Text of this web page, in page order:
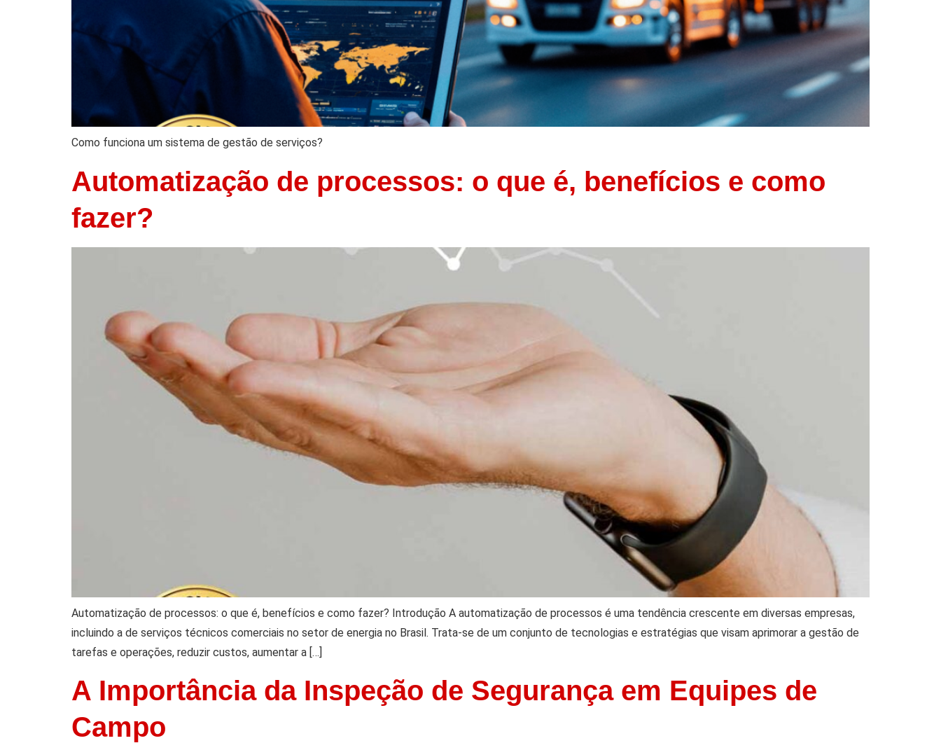
Como funciona um sistema de gestão de serviços?
Automatização de processos: o que é, benefícios e como
fazer?
Automatização de processos: o que é, benefícios e como fazer? Introdução A automatização de processos é uma tendência crescente em diversas empresas,
incluindo a de serviços técnicos comerciais no setor de energia no Brasil. Trata-se de um conjunto de tecnologias e estratégias que visam aprimorar a gestão de
tarefas e operações, reduzir custos, aumentar a […]
A Importância da Inspeção de Segurança em Equipes de
Campo